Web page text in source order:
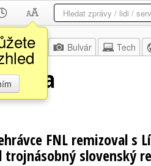
Z domova Bulvár Tech
Šulla
FNL remizoval s
trojnásobný slovenský